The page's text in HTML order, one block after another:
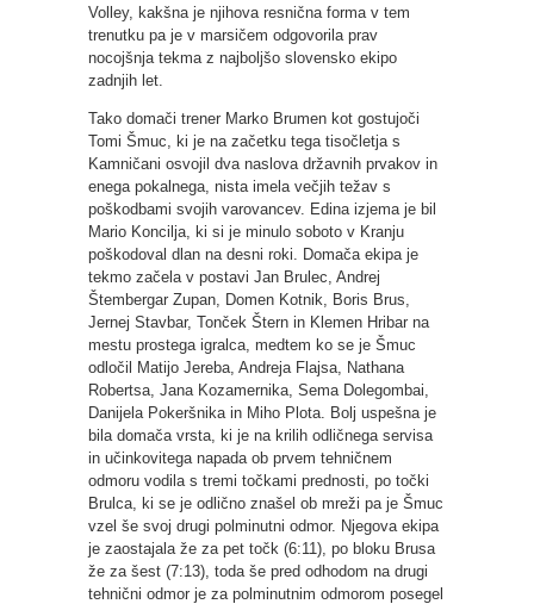
Volley, kakšna je njihova resnična forma v tem
trenutku pa je v marsičem odgovorila prav
nocojšnja tekma z najboljšo slovensko ekipo
zadnjih let.
Tako domači trener Marko Brumen kot gostujoči
Tomi Šmuc, ki je na začetku tega tisočletja s
Kamničani osvojil dva naslova državnih prvakov in
enega pokalnega, nista imela večjih težav s
poškodbami svojih varovancev. Edina izjema je bil
Mario Koncilja, ki si je minulo soboto v Kranju
poškodoval dlan na desni roki. Domača ekipa je
tekmo začela v postavi Jan Brulec, Andrej
Štembergar Zupan, Domen Kotnik, Boris Brus,
Jernej Stavbar, Tonček Štern in Klemen Hribar na
mestu prostega igralca, medtem ko se je Šmuc
odločil Matijo Jereba, Andreja Flajsa, Nathana
Robertsa, Jana Kozamernika, Sema Dolegombai,
Danijela Pokeršnika in Miho Plota. Bolj uspešna je
bila domača vrsta, ki je na krilih odličnega servisa
in učinkovitega napada ob prvem tehničnem
odmoru vodila s tremi točkami prednosti, po točki
Brulca, ki se je odlično znašel ob mreži pa je Šmuc
vzel še svoj drugi polminutni odmor. Njegova ekipa
je zaostajala že za pet točk (6:11), po bloku Brusa
že za šest (7:13), toda še pred odhodom na drugi
tehnični odmor je za polminutnim odmorom posegel